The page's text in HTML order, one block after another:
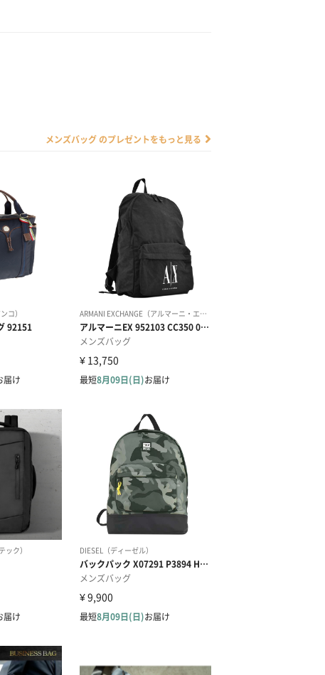
メンズバッグ のプレゼントをもっと見る